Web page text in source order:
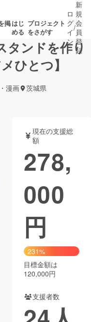
掲はじ
める
プロジェクト
をさがす
集終了が近いプ
ェクト
音楽
ゲーム・サ
Creation
ya コミュニティ
ロ
グ
イ
ン
/
新
規
会
員
登
録
タンドを作り
ひとつ】
漫画 茨城県
現在の支援総
額
278,
000
円
231%
目標金額は
120,000円
支援者数